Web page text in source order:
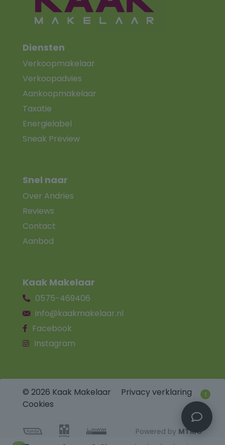
Diensten
Verkoopmakelaar
Verkoopadvies
Aankoopmakelaar
Taxatie
Energielabel
Sneak Preview
Snel naar
Over Andries
Reviews
Contact
Aanbod
Kaak Makelaar
0575-469406
info@kaakmakelaar.nl
Facebook
Instagram
© 2026 Kaak Makelaar Privacy verklaring
Cookies
Powered by MTMO
1